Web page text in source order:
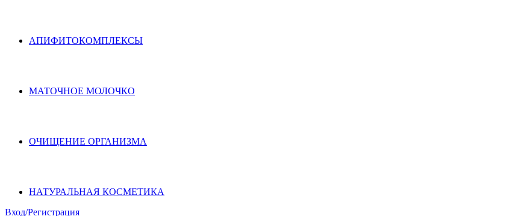
АПИФИТОКОМПЛЕКСЫ
МАТОЧНОЕ МОЛОЧКО
ОЧИЩЕНИЕ ОРГАНИЗМА
НАТУРАЛЬНАЯ КОСМЕТИКА
Вход/Регистрация